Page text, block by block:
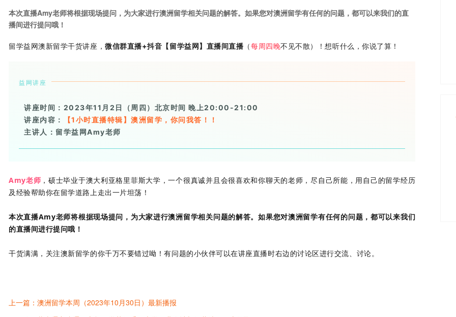
本次直播Amy老师将根据现场提问，为大家进行澳洲留学相关问题的解答。如果您对澳洲留学有任何的问题，都可以来我们的直
播间进行提问哦！
留学益网澳新留学干货讲座，微信群直播+抖音【留学益网】直播间直播 （每周四晚不见不散）！想听什么，你说了算！
益网讲座
讲座时间：2023年11月2日（周四）北京时间 晚上20:00-21:00
讲座内容：
【1小时直播特辑】澳洲留学，你问我答！！
主讲人：留学益网Amy老师
Amy老师 ，硕士毕业于澳大利亚格里菲斯大学，一个很真诚并且会很喜欢和你聊天的老师，尽自己所能，用自己的留学经历
及经验帮助你在留学道路上走出一片坦荡！
本次直播Amy老师将根据现场提问，为大家进行澳洲留学相关问题的解答。如果您对澳洲留学有任何的问题，都可以来我们
的直播间进行提问哦！
干货满满，关注澳新留学的你千万不要错过呦！有问题的小伙伴可以在讲座直播时右边的讨论区进行交流、讨论。
上一篇：澳洲留学本周（2023年10月30日）最新播报